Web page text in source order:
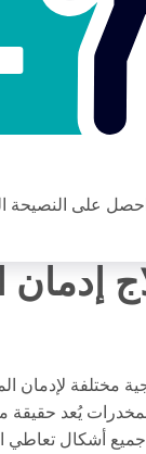
احصل على النصيحة
مختلفة لإدمان
يُعد حقيقة
أشكال تعاطي